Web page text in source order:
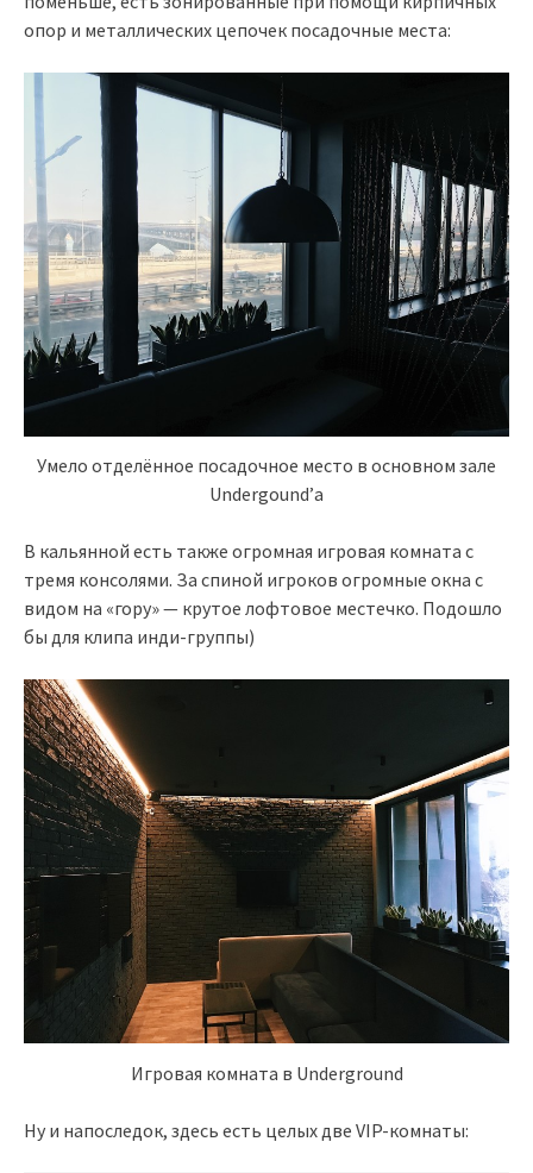
опор и металлических цепочек посадочные места:
Умело отделённое посадочное место в основном зале
Undergound’а
В кальянной есть также огромная игровая комната с
тремя консолями. За спиной игроков огромные окна с
видом на «гору» — крутое лофтовое местечко. Подошло
бы для клипа инди-группы)
Игровая комната в Underground
Ну и напоследок, здесь есть целых две VIP-комнаты: